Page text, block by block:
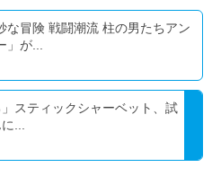
な冒険 戦闘潮流 柱の男たちアン
が...
」スティックシャーベット、試
...